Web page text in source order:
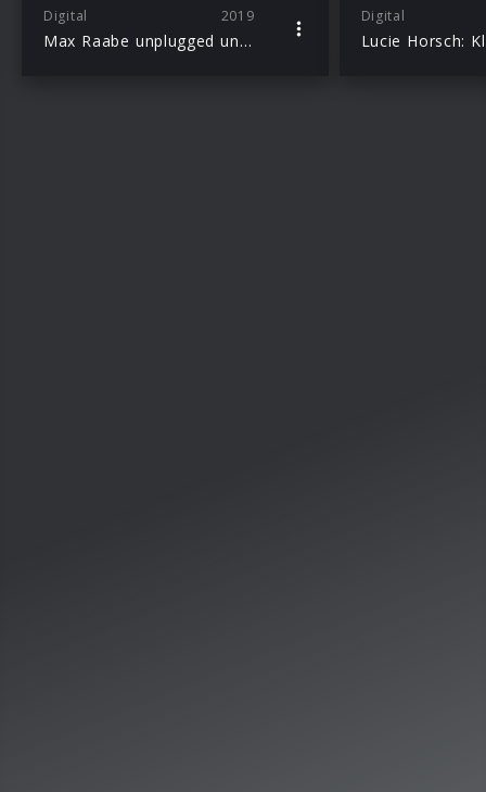
Digital 2019
Max Raabe unplugged und überhaupt nicht cool
Digital